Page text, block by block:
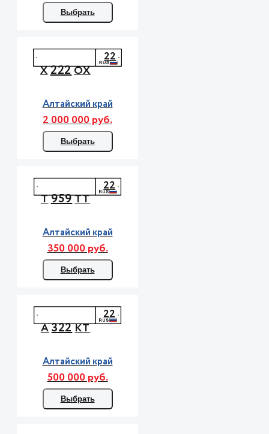
Выбрать
Х222ОХ
22
Алтайский край
2 000 000 руб.
Выбрать
Т959ТТ
22
Алтайский край
350 000 руб.
Выбрать
А322КТ
22
Алтайский край
500 000 руб.
Выбрать